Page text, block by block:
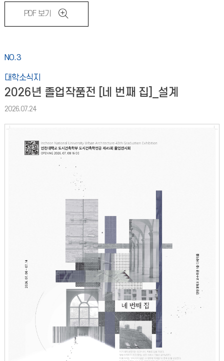
PDF 보기
NO.3
대학소식지
2026년 졸업작품전 [네 번째 집]_설계
2026.07.24